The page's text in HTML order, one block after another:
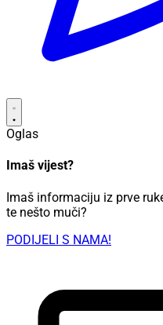
Oglas
Imaš vijest?
Imaš informaciju iz prve
te nešto muči?
PODIJELI S NAMA!